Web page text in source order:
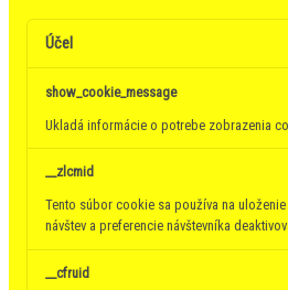
Účel
show_cookie_message
Ukladá informácie o potrebe zobrazenia
__zlcmid
Tento súbor cookie sa používa na
návštev a preferencie návštevníka
__cfruid